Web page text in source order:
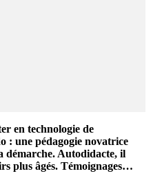
en technologie de
: une pédagogie novatrice
démarche. Autodidacte, il
plus âgés. Témoignages…